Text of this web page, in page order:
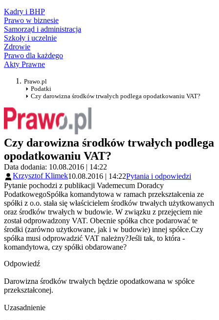
Kadry i BHP
Prawo w biznesie
Samorząd i administracja
Szkoły i uczelnie
Zdrowie
Prawo dla każdego
Akty Prawne
Prawo.pl
Podatki
Czy darowizna środków trwałych podlega opodatkowaniu VAT?
Czy darowizna środków trwałych podlega
opodatkowaniu VAT?
Data dodania: 10.08.2016 | 14:22
Krzysztof Klimek10.08.2016 | 14:22Pytania i odpowiedzi
Pytanie pochodzi z publikacji Vademecum Doradcy
PodatkowegoSpółka komandytowa w ramach przekształcenia ze
spółki z o.o. stała się właścicielem środków trwałych użytkowanych
oraz środków trwałych w budowie. W związku z przejęciem nie
został odprowadzony VAT. Obecnie spółka chce podarować te
środki (zarówno użytkowane, jak i w budowie) innej spółce.Czy
spółka musi odprowadzić VAT należny?Jeśli tak, to która -
komandytowa, czy spółki obdarowane?
Odpowiedź
Darowizna środków trwałych będzie opodatkowana w spółce
przekształconej.
Uzasadnienie